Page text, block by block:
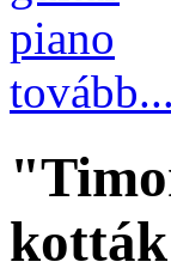
piano
tovább...
kották